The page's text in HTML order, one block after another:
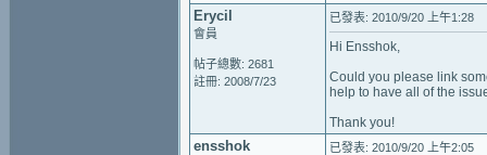
Erycil
會員
帖子總數: 2681
註冊: 2008/7/23
已發表: 2010/9/20 上午1:28
Hi Ensshok,
Could you please link
help to have all of the
Thank you!
ensshok 已發表: 2010/9/20 上午2:05